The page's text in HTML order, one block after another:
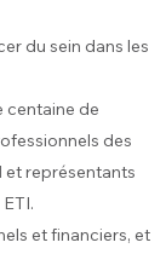
du sein dans les
centaine de
des
et représentants
et financiers, et